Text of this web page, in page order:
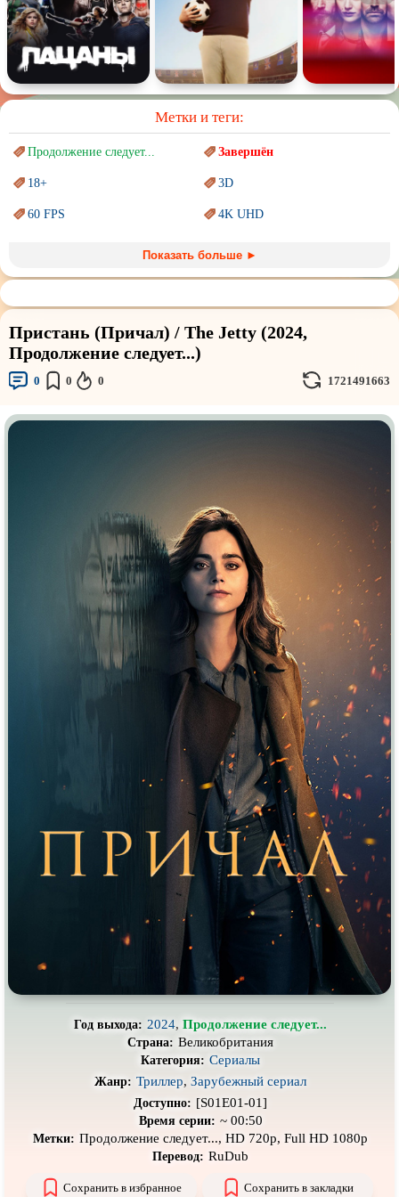
Метки и теги:
Продолжение следует... Завершён
18+ 3D
60 FPS 4K UHD
Marvel PIXAR
Sci-Fi (Научнаяфантастика) Trash (трэш) movies
Авангард и Сюрреализм Ангелы и Демоны
Аниме
Новогодние
Основанное нареальных
Параллельные миры
Гоблина ПереводКубик в Кубе
Кураж-Бамбей Пеплум
Подростковая жестокость Постапокалипсис
Про акул
Про богатых
Про вампиров
Про ведьм Про викингов
Про гангстеров
Про деревню
Про динозавров Про драконов
Про зомби
Про инопланетян
Про корабли и подводные
Про любовь
Про маньяков исерийных
Про мафию
Про пиратов
Про подростков Про путешествия
Про рыцарей
Про самолёты Про собак
Показать больше ►
Пристань (Причал) / The Jetty (2024,
Продолжение следует...)
0 0 0 1721491663
Год выхода: 2024, Продолжение следует...
Страна: Великобритания
Категория: Сериалы
Жанр: Триллер, Зарубежный сериал
Доступно: [S01E01-01]
Время серии: ~ 00:50
Метки: Продолжение следует..., HD 720p, Full HD 1080p
Перевод: RuDub
Сохранить в избранное Сохранить в закладки